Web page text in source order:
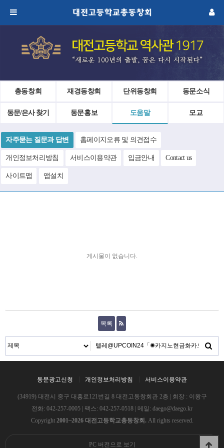
총동창회 재경동창회 단위동창회 동문소식
동문/은사 찾기 동문홍보 도움말 모교
자주묻는 질문과 답변 홈페이지오류 및 의견접수
개인정보처리방침 서비스이용약관 입금안내 Contact us
사이트맵 앱설치
게시물이 없습니다.
목록
동문광고신청 개인정보처리방침 서비스이용약관
(34919) 대전시 중구 대흥로121번길 8 대전고동창회관 2층 | 회장 : 이왕구
전화: 042-257-0005 | 팩스: 042-257-0518 | 메일: daego@daego.kr
Copyright 2001~2026 대전고등학교총동창회. All rights reserved.
PC 버전으로 보기